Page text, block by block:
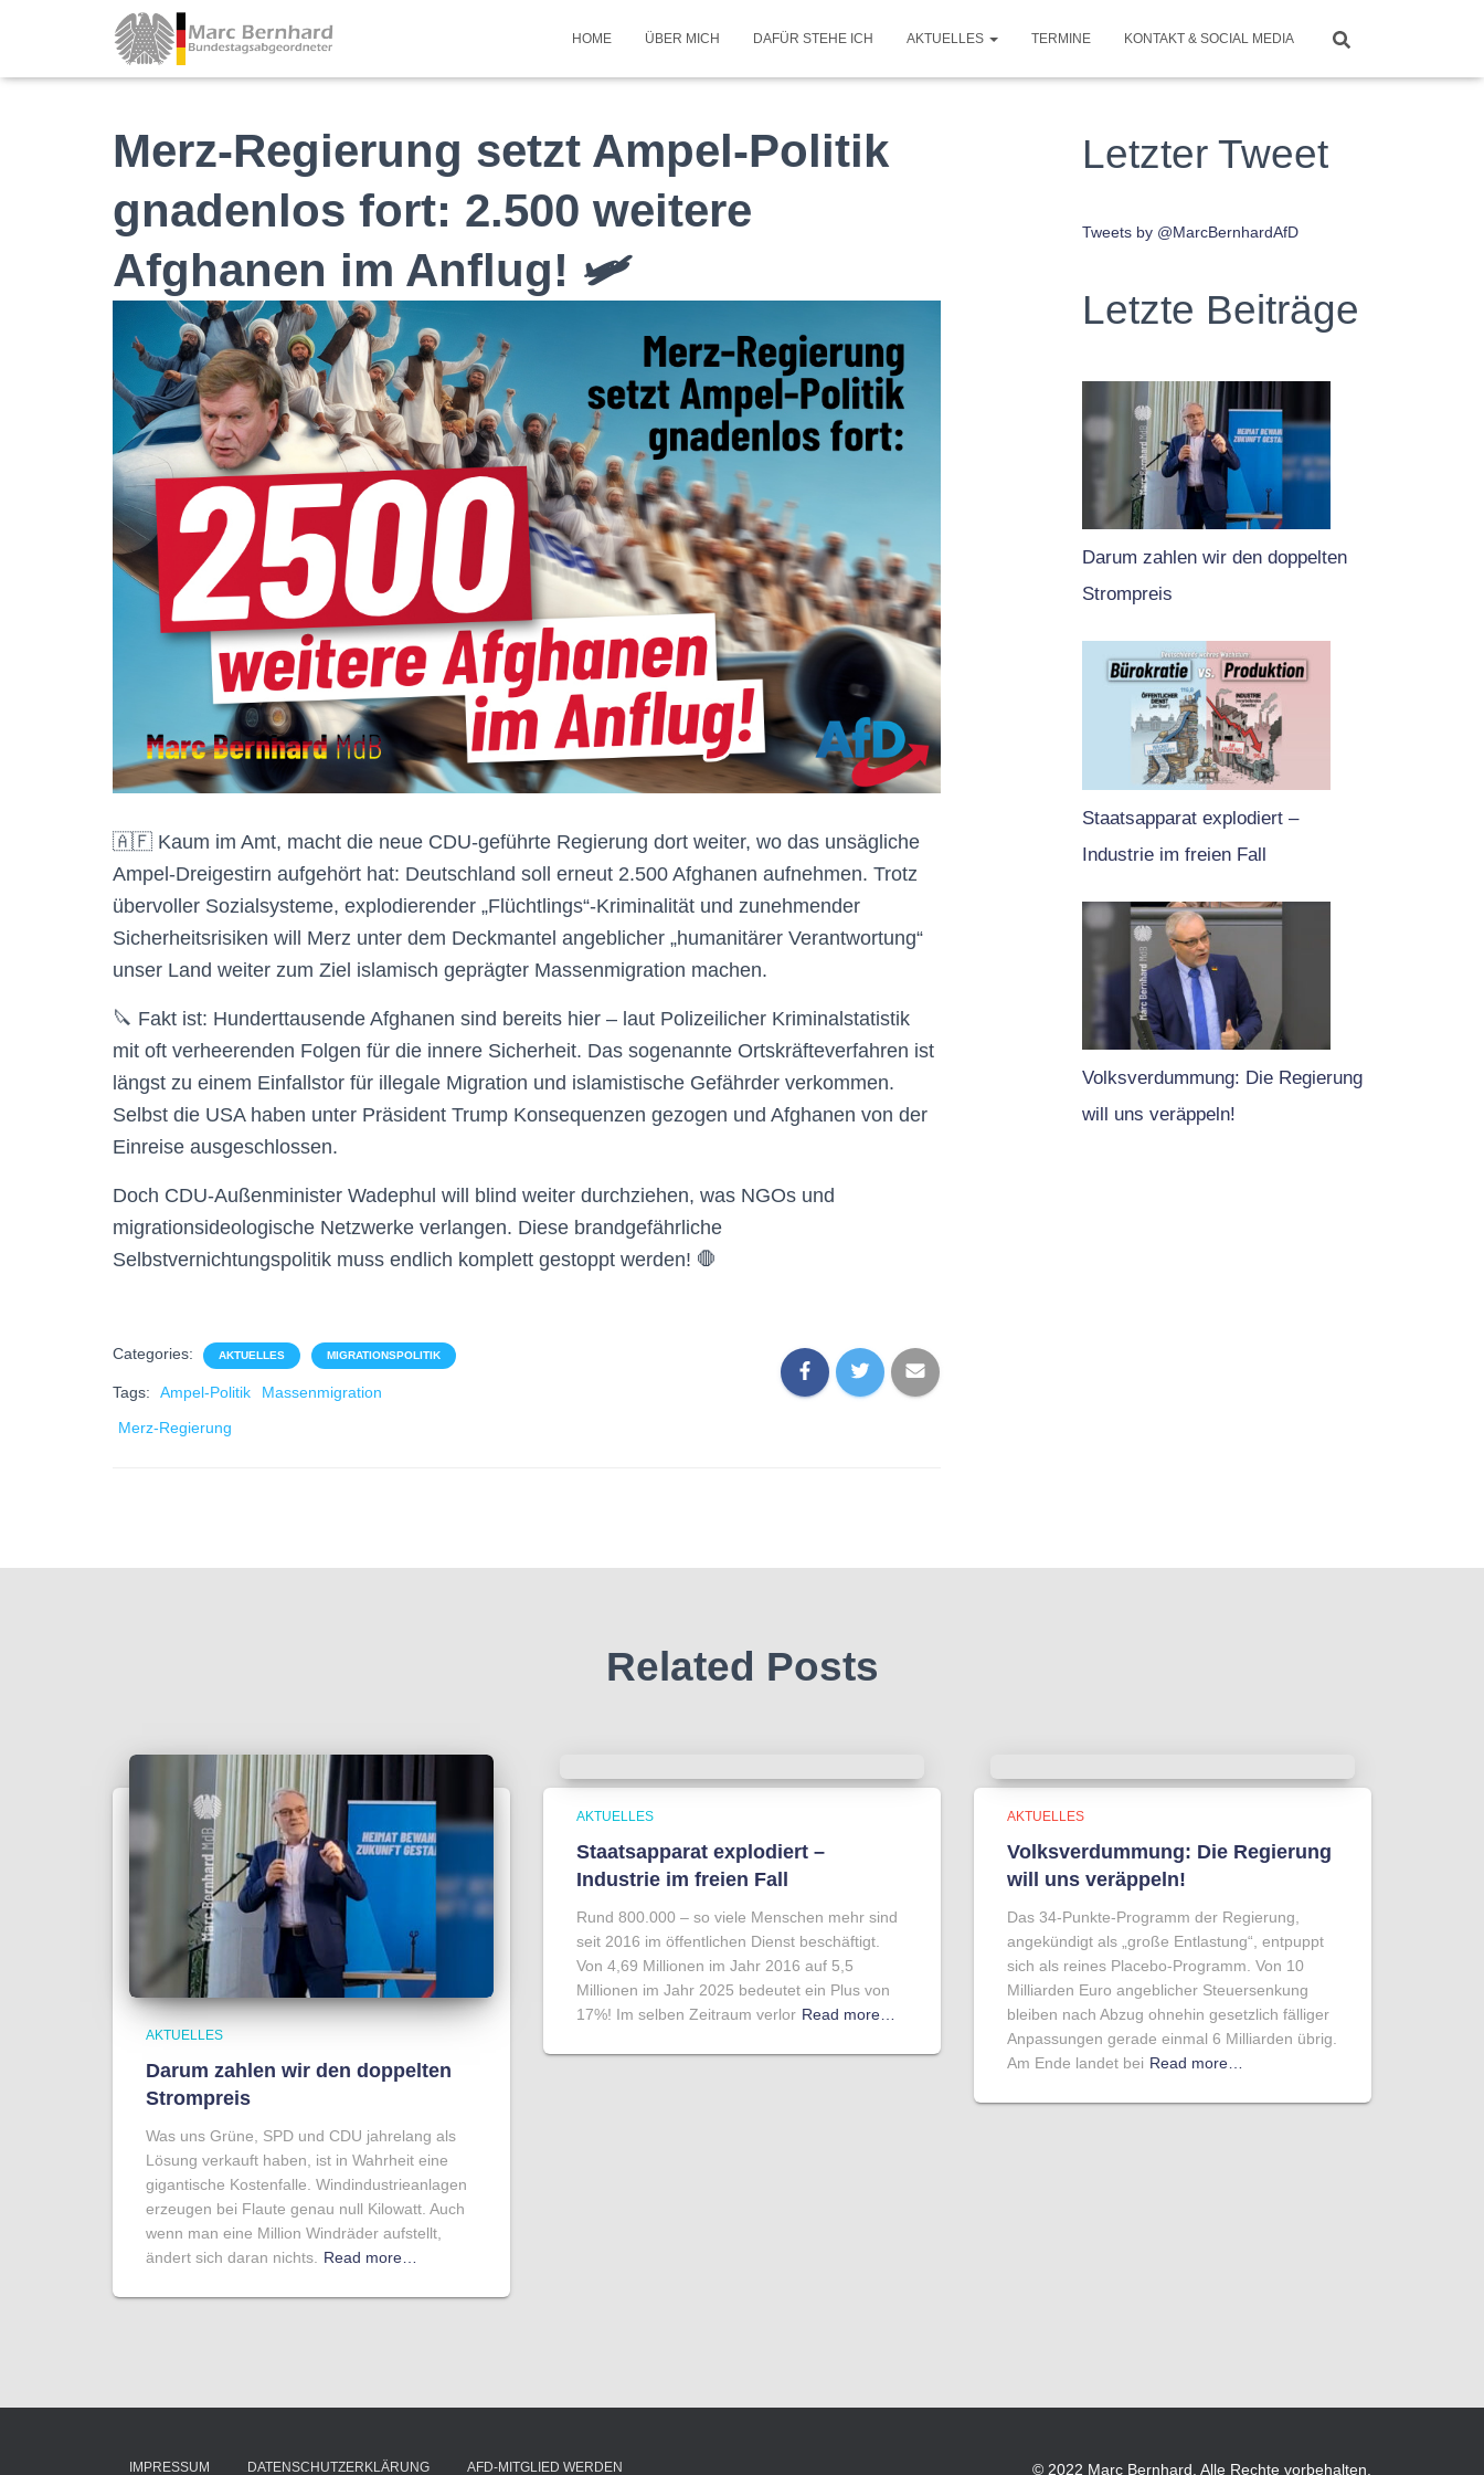
HOME ÜBER MICH DAFÜR STEHE ICH AKTUELLES TERMINE KONTAKT & SOCIAL MEDIA
Merz-Regierung setzt Ampel-Politik
gnadenlos fort: 2.500 weitere
Afghanen im Anflug! 🛩
🇦🇫 Kaum im Amt, macht die neue CDU-geführte Regierung dort weiter, wo das unsägliche
Ampel-Dreigestirn aufgehört hat: Deutschland soll erneut 2.500 Afghanen aufnehmen. Trotz
übervoller Sozialsysteme, explodierender „Flüchtlings“-Kriminalität und zunehmender
Sicherheitsrisiken will Merz unter dem Deckmantel angeblicher „humanitärer Verantwortung“
unser Land weiter zum Ziel islamisch geprägter Massenmigration machen.
🔪 Fakt ist: Hunderttausende Afghanen sind bereits hier – laut Polizeilicher Kriminalstatistik
mit oft verheerenden Folgen für die innere Sicherheit. Das sogenannte Ortskräfteverfahren ist
längst zu einem Einfallstor für illegale Migration und islamistische Gefährder verkommen.
Selbst die USA haben unter Präsident Trump Konsequenzen gezogen und Afghanen von der
Einreise ausgeschlossen.
Doch CDU-Außenminister Wadephul will blind weiter durchziehen, was NGOs und
migrationsideologische Netzwerke verlangen. Diese brandgefährliche
Selbstvernichtungspolitik muss endlich komplett gestoppt werden! 🛑
Categories: AKTUELLES MIGRATIONSPOLITIK
Tags: Ampel-Politik
Massenmigration
Merz-Regierung
Letzter Tweet
Tweets by @MarcBernhardAfD
Letzte Beiträge
Darum zahlen wir den doppelten
Strompreis
Staatsapparat explodiert –
Industrie im freien Fall
Volksverdummung: Die Regierung
will uns veräppeln!
Related Posts
AKTUELLES
Darum zahlen wir den doppelten
Strompreis
Was uns Grüne, SPD und CDU jahrelang als
Lösung verkauft haben, ist in Wahrheit eine
gigantische Kostenfalle. Windindustrieanlagen
erzeugen bei Flaute genau null Kilowatt. Auch
wenn man eine Million Windräder aufstellt,
ändert sich daran nichts. Read more…
AKTUELLES
Staatsapparat explodiert –
Industrie im freien Fall
Rund 800.000 – so viele Menschen mehr sind
seit 2016 im öffentlichen Dienst beschäftigt.
Von 4,69 Millionen im Jahr 2016 auf 5,5
Millionen im Jahr 2025 bedeutet ein Plus von
17%! Im selben Zeitraum verlor Read more…
AKTUELLES
Volksverdummung: Die Regierung
will uns veräppeln!
Das 34-Punkte-Programm der Regierung,
angekündigt als „große Entlastung“, entpuppt
sich als reines Placebo-Programm. Von 10
Milliarden Euro angeblicher Steuersenkung
bleiben nach Abzug ohnehin gesetzlich fälliger
Anpassungen gerade einmal 6 Milliarden übrig.
Am Ende landet bei Read more…
IMPRESSUM DATENSCHUTZERKLÄRUNG AFD-MITGLIED WERDEN © 2022 Marc Bernhard. Alle Rechte vorbehalten.